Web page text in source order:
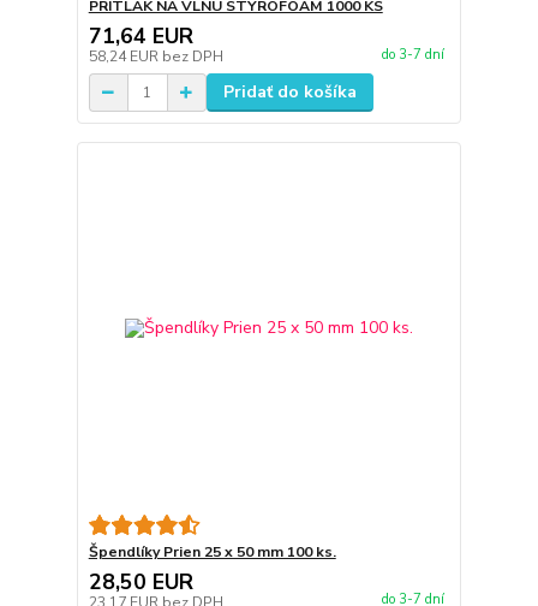
PRÍTLAK NA VLNU STYROFOAM 1000 KS
71,64 EUR
58,24 EUR bez DPH do 3-7 dní
Pridať do košíka
Špendlíky Prien 25 x 50 mm 100 ks.
28,50 EUR
do 3-7 dní